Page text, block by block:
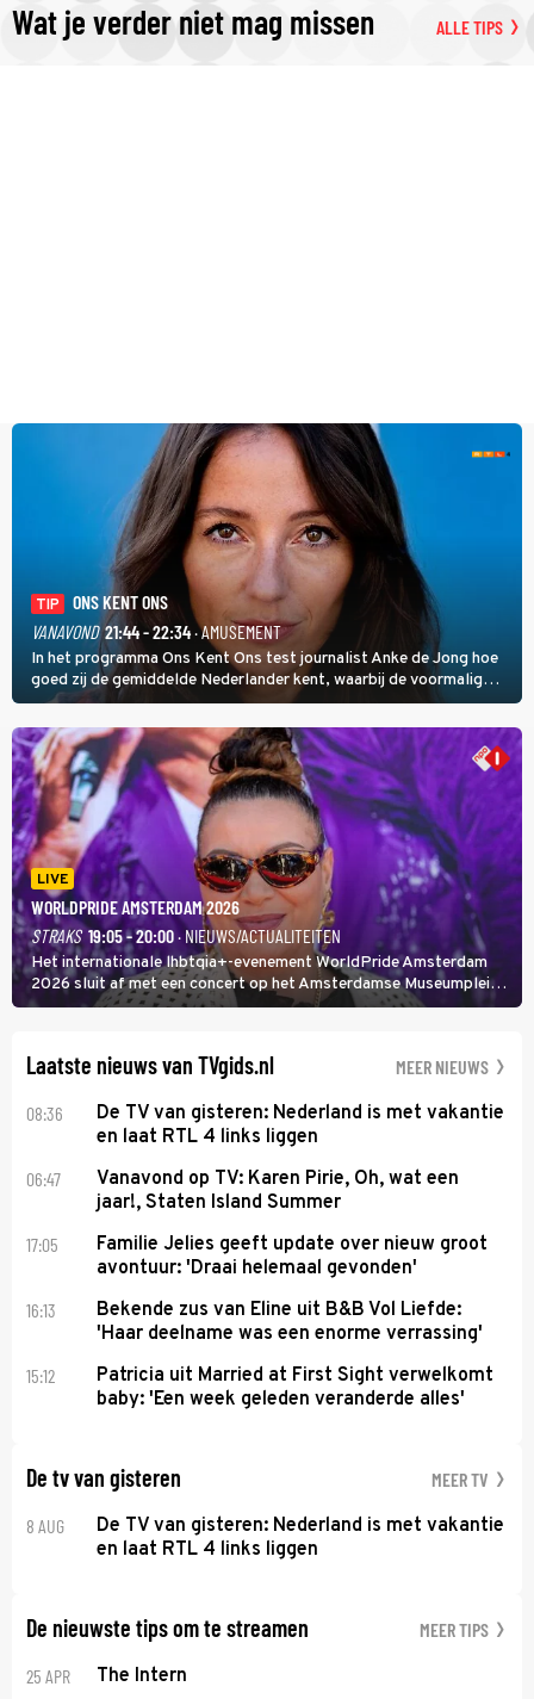
Wat je verder niet mag missen ALLE TIPS
TIP
ONS KENT ONS
VANAVOND 21:44 - 22:34· AMUSEMENT
In het programma Ons Kent Ons test journalist Anke de Jong hoe
goed zij de gemiddelde Nederlander kent, waarbij de voormalig
hoofdredacteur van modebladen Glamour en Elle het samen met
rapper Keizer opneemt tegen Edson da Graça en Marc-Marie
Huijbregts.
LIVE
WORLDPRIDE AMSTERDAM 2026
STRAKS 19:05 - 20:00· NIEUWS/ACTUALITEITEN
Het internationale lhbtqia+-evenement WorldPride Amsterdam
2026 sluit af met een concert op het Amsterdamse Museumplein.
Anita Doth is een van de optredende artiesten. In de jaren 90
Laatste nieuws van TVgids.nl MEER NIEUWS
08:36
De TV van gisteren: Nederland is met vakantie
en laat RTL 4 links liggen
06:47
Vanavond op TV: Karen Pirie, Oh, wat een
jaar!, Staten Island Summer
17:05
Familie Jelies geeft update over nieuw groot
avontuur: 'Draai helemaal gevonden'
16:13
Bekende zus van Eline uit B&B Vol Liefde:
'Haar deelname was een enorme verrassing'
15:12
Patricia uit Married at First Sight verwelkomt
baby: 'Een week geleden veranderde alles'
De tv van gisteren MEER TV
8 AUG
De TV van gisteren: Nederland is met vakantie
en laat RTL 4 links liggen
De nieuwste tips om te streamen MEER TIPS
25 APR The Intern